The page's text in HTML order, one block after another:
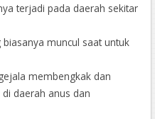
terjadi pada daerah sekitar
muncul saat untuk
membengkak dan
daerah anus dan